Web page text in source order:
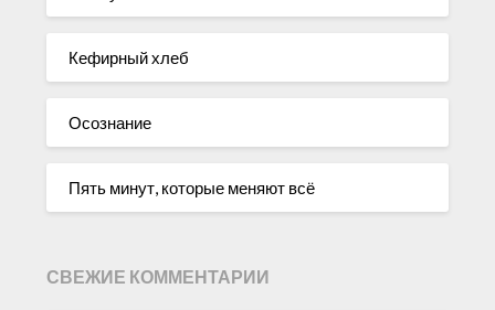
Кефирный хлеб
Осознание
Пять минут, которые меняют всё
СВЕЖИЕ КОММЕНТАРИИ